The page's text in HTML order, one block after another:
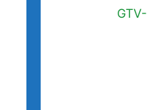
تلویزیون جی پلاس مدل GTV-